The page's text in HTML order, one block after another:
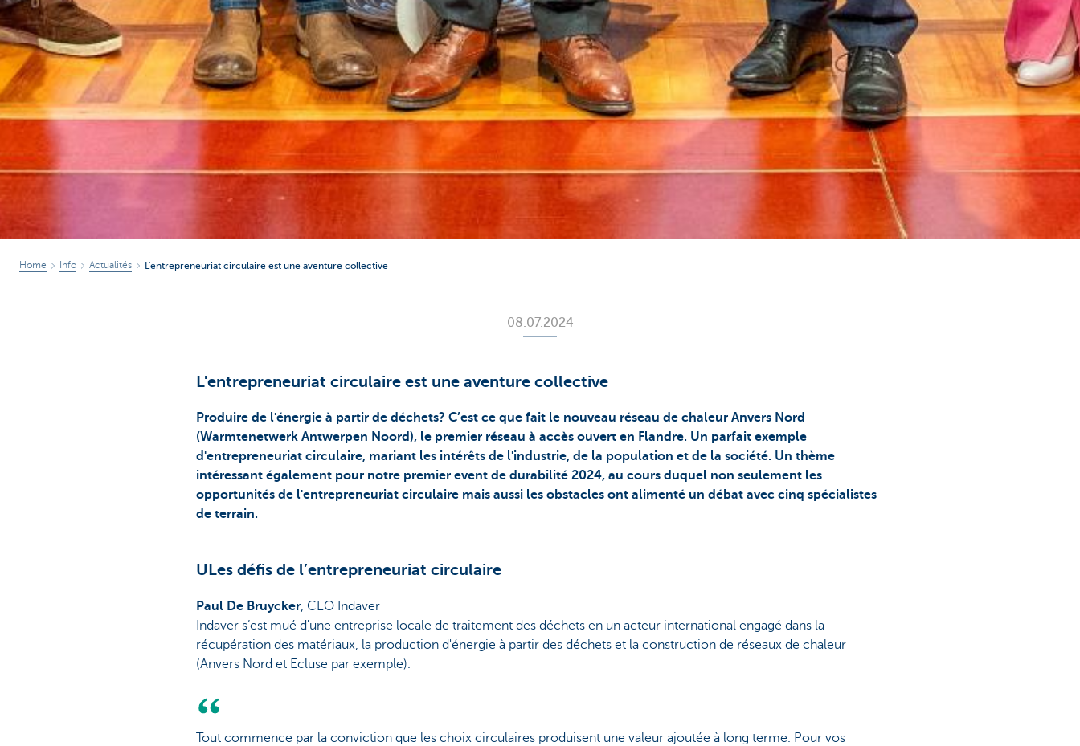
Home Info Actualités L'entrepreneuriat circulaire est une aventure collective
08.07.2024
L'entrepreneuriat circulaire est une aventure collective
Produire de l'énergie à partir de déchets? C’est ce que fait le nouveau réseau de chaleur Anvers Nord
(Warmtenetwerk Antwerpen Noord), le premier réseau à accès ouvert en Flandre. Un parfait exemple
d'entrepreneuriat circulaire, mariant les intérêts de l'industrie, de la population et de la société. Un thème
intéressant également pour notre premier event de durabilité 2024, au cours duquel non seulement les
opportunités de l'entrepreneuriat circulaire mais aussi les obstacles ont alimenté un débat avec cinq spécialistes
de terrain.
ULes défis de l’entrepreneuriat circulaire
Paul De Bruycker, CEO Indaver
Indaver s’est mué d'une entreprise locale de traitement des déchets en un acteur international engagé dans la
récupération des matériaux, la production d'énergie à partir des déchets et la construction de réseaux de chaleur
(Anvers Nord et Ecluse par exemple).
Tout commence par la conviction que les choix circulaires produisent une valeur ajoutée à long terme. Pour vos